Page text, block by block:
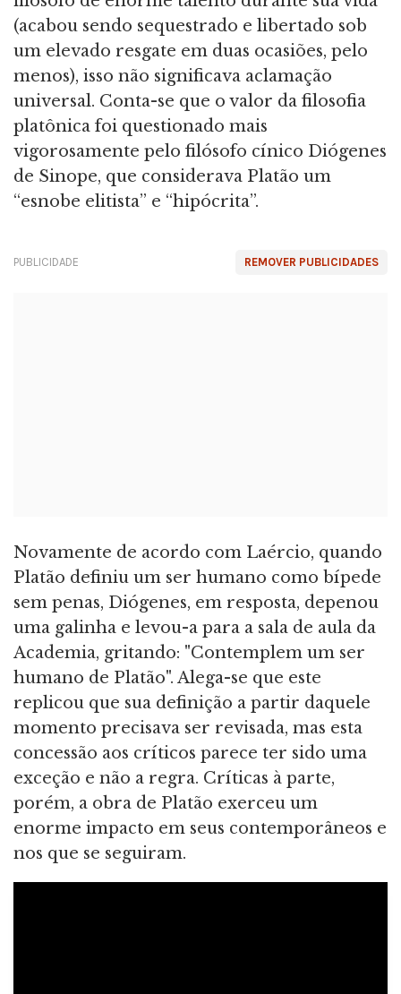
(acabou sendo sequestrado e libertado sob
um elevado resgate em duas ocasiões, pelo
menos), isso não significava aclamação
universal. Conta-se que o valor da filosofia
platônica foi questionado mais
vigorosamente pelo filósofo cínico Diógenes
de Sinope, que considerava Platão um
“esnobe elitista” e “hipócrita”.
REMOVER PUBLICIDADES
PUBLICIDADE
Novamente de acordo com Laércio, quando
Platão definiu um ser humano como bípede
sem penas, Diógenes, em resposta, depenou
uma galinha e levou-a para a sala de aula da
Academia, gritando: "Contemplem um ser
humano de Platão". Alega-se que este
replicou que sua definição a partir daquele
momento precisava ser revisada, mas esta
concessão aos críticos parece ter sido uma
exceção e não a regra. Críticas à parte,
porém, a obra de Platão exerceu um
enorme impacto em seus contemporâneos e
nos que se seguiram.